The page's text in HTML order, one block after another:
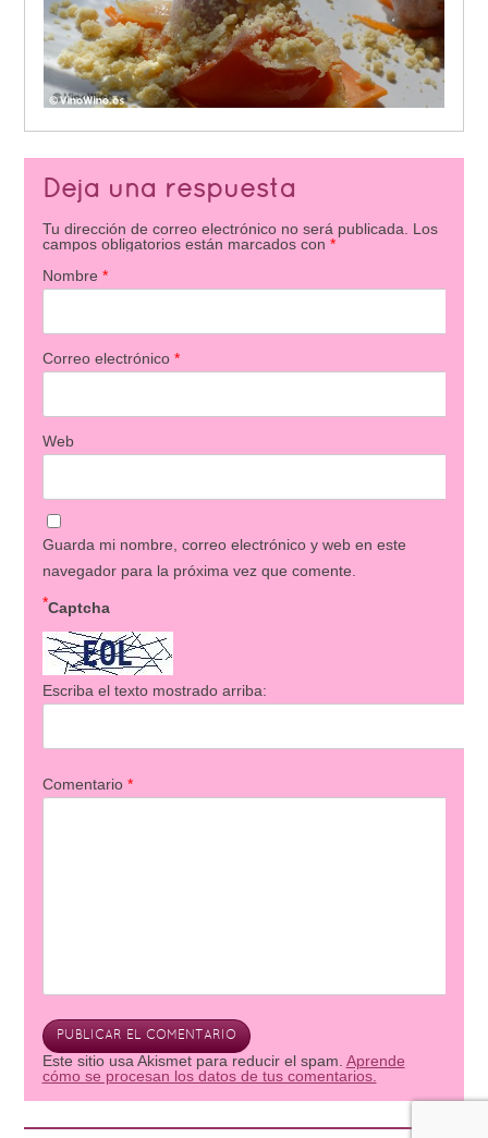
Deja una respuesta
Tu dirección de correo electrónico no será publicada.
Los
campos obligatorios están marcados con *
Nombre *
Correo electrónico *
Web
Guarda mi nombre, correo electrónico y web en este
navegador para la próxima vez que comente.
Captcha
*
Escriba el texto mostrado arriba:
Comentario *
Este sitio usa Akismet para reducir el spam. Aprende
cómo se procesan los datos de tus comentarios.